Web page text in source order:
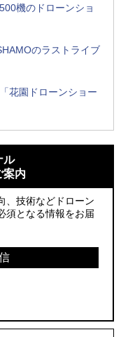
機のドローンショ
のラストライブ
花園ドローンショー
す
」を実機レビュー、
ン
園ドローンショーフェ
へ、トピアが大型機と
実施
ログラム」にテラドロ
す
」を実機レビュー、
活の花火」打ち上げ、
支援企画
ン
ル
案内
、技術などドローン
須となる情報をお届